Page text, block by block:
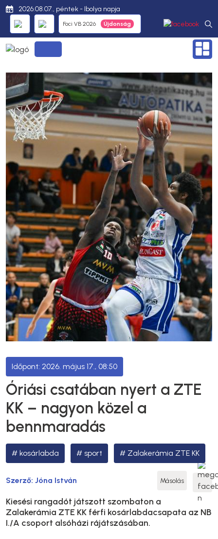
2026.08.07., péntek - Ibolya napja
Foci VB 2026
2026. május 17., 08:50
Óriási csatában nyert a ZTE
KK – nagyon közel a
bennmaradás
kosárlabda sport Zalakerámia ZTE KK
Szerző: Jóna István Másolás
Kiesési rangadót játszott szombaton a
Zalakerámia ZTE KK férfi kosárlabdacsapata az NB
I./A csoport alsóházi rájátszásában.